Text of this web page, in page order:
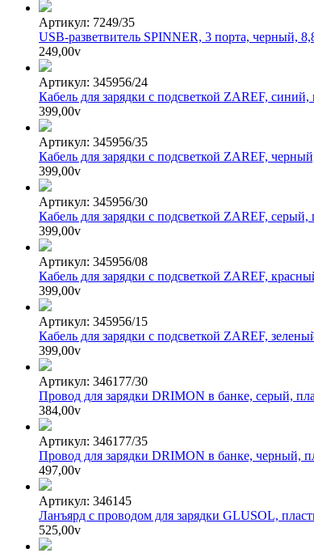
Артикул: 7249/35
USB-разветвитель SPINNER, 3 порта, черный,
249,00v
Артикул: 345956/24
Кабель для зарядки с подсветкой ZAREF, синий,
399,00v
Артикул: 345956/35
Кабель для зарядки с подсветкой ZAREF,
399,00v
Артикул: 345956/30
Кабель для зарядки с подсветкой ZAREF, серый,
399,00v
Артикул: 345956/08
Кабель для зарядки с подсветкой ZAREF,
399,00v
Артикул: 345956/15
Кабель для зарядки с подсветкой ZAREF,
399,00v
Артикул: 346177/30
Провод для зарядки DRIMON в банке, серый,
384,00v
Артикул: 346177/35
Провод для зарядки DRIMON в банке, черный,
497,00v
Артикул: 346145
Ланъярд с проводом для зарядки GLUSOL,
525,00v